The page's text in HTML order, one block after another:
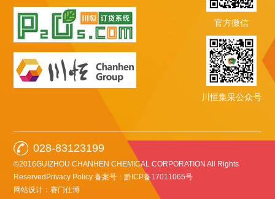
官方微信
川恒集采公众号
028-83123199
©2016GUIZHOU CHANHEN CHEMICAL CORPORATION All Rights
ReservedPrivacy Policy备案号：黔ICP备17011065号
网站设计：赛门仕博